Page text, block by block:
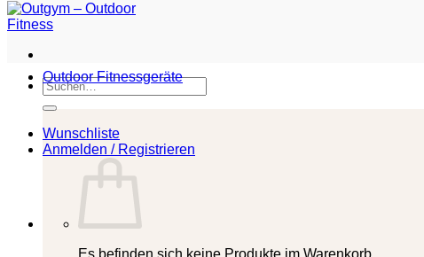
Suchen
nach:
Wunschliste
Anmelden / Registrieren
Es befinden sich keine Produkte im Warenkorb.
Outdoor Fitnessgeräte